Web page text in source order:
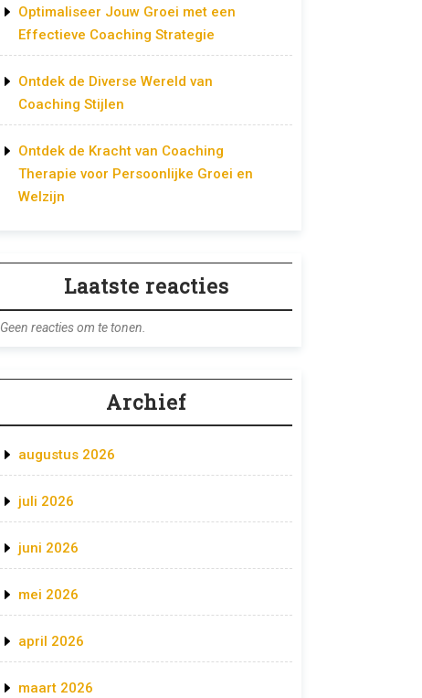
Optimaliseer Jouw Groei met een
Effectieve Coaching Strategie
Ontdek de Diverse Wereld van
Coaching Stijlen
Ontdek de Kracht van Coaching
Therapie voor Persoonlijke Groei en
Welzijn
Laatste reacties
Geen reacties om te tonen.
Archief
augustus 2026
juli 2026
juni 2026
mei 2026
april 2026
maart 2026